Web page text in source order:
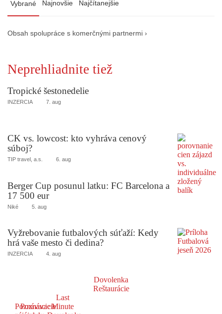
Vybrané Najnovšie Najčítanejšie
Obsah spolupráce s komerčnými partnermi ›
Neprehliadnite tiež
Tropické šestonedelie
INZERCIA 7. aug
CK vs. lowcost: kto vyhráva cenový
súboj?
TIP travel, a.s. 6. aug
Berger Cup posunul latku: FC Barcelona a
17 500 eur
Niké 5. aug
Vyžrebovanie futbalových súťaží: Kedy
hrá vaše mesto či dedina?
INZERCIA 4. aug
Dovolenka
Reštaurácie
Poznávacie
Poznávacie
Last
Minute